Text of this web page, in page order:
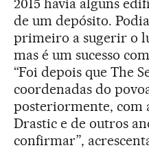
2015 havia alguns
de um depósito.
primeiro a sugerir o
mas é um sucesso
“Foi depois que The
coordenadas do
posteriormente, com
Drastic e de outros
confirmar”,